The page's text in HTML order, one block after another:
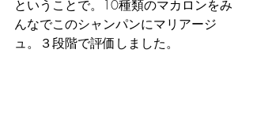
ということで。10種類のマカロンをみ
んなでこのシャンパンにマリアージ
ュ。３段階で評価しました。